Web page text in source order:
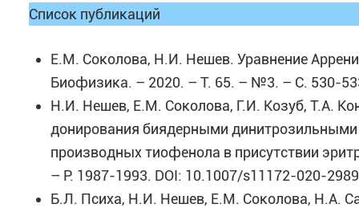
Список публикаций
Е.М. Соколова, Н.И. Нешев. Уравнение
Биофизика. – 2020. – Т. 65. – №3. – С. 530-
Н.И. Нешев, Е.М. Соколова, Г.И. Козуб, Т.А.
донирования биядерными
производных тиофенола в присутствии
– P. 1987-1993. DOI: 10.1007/s11172-020-
Б.Л. Психа, Н.И. Нешев, Е.М. Соколова, Н.А.